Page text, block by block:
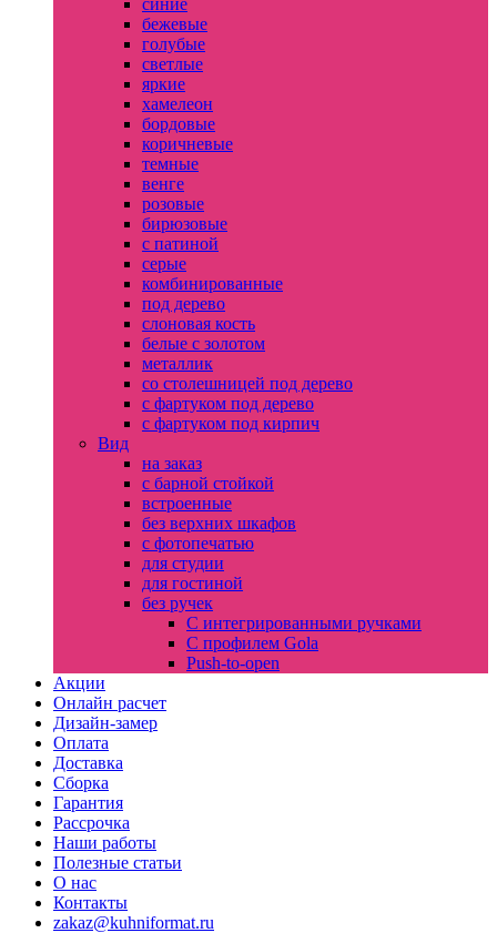
бежевые
голубые
светлые
яркие
хамелеон
бордовые
коричневые
темные
венге
розовые
бирюзовые
с патиной
серые
комбинированные
под дерево
слоновая кость
белые с золотом
металлик
со столешницей под дерево
с фартуком под дерево
с фартуком под кирпич
Вид
на заказ
с барной стойкой
встроенные
без верхних шкафов
с фотопечатью
для студии
для гостиной
без ручек
С интегрированными ручками
С профилем Gola
Push-to-open
Акции
Онлайн расчет
Дизайн-замер
Оплата
Доставка
Сборка
Гарантия
Рассрочка
Наши работы
Полезные статьи
О нас
Контакты
zakaz@kuhniformat.ru